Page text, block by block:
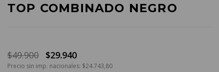
TOP COMBINADO NEGRO
$49.900 $29.940
Precio sin imp. nacionales: $24.743,80